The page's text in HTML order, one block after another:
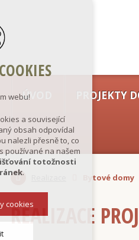
ÚVOD PROJEKTY
Bytové domy
REALIZACE
webu!
a související
obsah odpovídal
nalezli přesně to, co
používané na našem
totožnosti
.
cookies